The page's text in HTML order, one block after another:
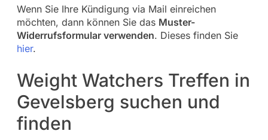
Wenn Sie Ihre Kündigung via Mail einreichen
möchten, dann können Sie das Muster-
Widerrufsformular verwenden. Dieses finden Sie
hier.
Weight Watchers Treffen in
Gevelsberg suchen und
finden